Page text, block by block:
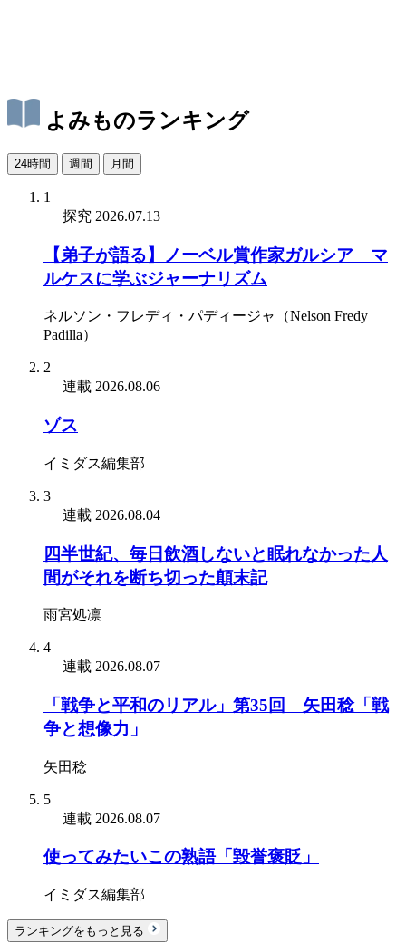
よみものランキング
24時間 週間 月間
1
探究 2026.07.13
【弟子が語る】ノーベル賞作家ガルシア゠マ
ルケスに学ぶジャーナリズム
ネルソン・フレディ・パディージャ（Nelson Fredy
Padilla）
2
連載 2026.08.06
ゾス
イミダス編集部
3
連載 2026.08.04
四半世紀、毎日飲酒しないと眠れなかった人
間がそれを断ち切った顛末記
雨宮処凛
4
連載 2026.08.07
「戦争と平和のリアル」第35回 矢田稔「戦
争と想像力」
矢田稔
5
連載 2026.08.07
使ってみたいこの熟語「毀誉褒貶」
イミダス編集部
ランキングをもっと見る